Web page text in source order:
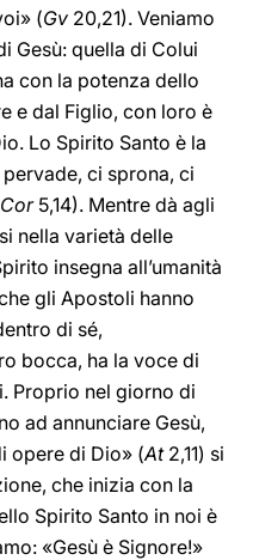
(Gv 20,21). Veniamo
Gesù: quella di Colui
con la potenza dello
e dal Figlio, con loro è
Lo Spirito Santo è la
ci sprona, ci
5,14). Mentre dà agli
nella varietà delle
insegna all’umanità
gli Apostoli hanno
di sé,
bocca, ha la voce di
Proprio nel giorno di
ad annunciare Gesù,
opere di Dio» (At2,11) si
che inizia con la
Spirito Santo in noi è
«Gesù è Signore!»